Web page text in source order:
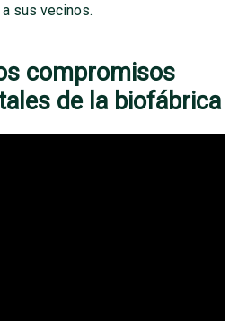
sus vecinos.
compromisos
de la biofábrica